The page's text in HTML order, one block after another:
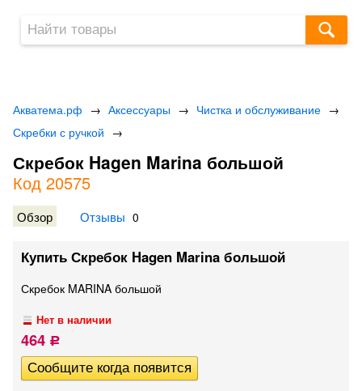
Акватема.рф → Аксессуары → Чистка и обслуживание →
Скребки с ручкой →
Скребок Hagen Marina большой
Код 20575
Обзор Отзывы 0
Купить Скребок Hagen Marina большой
Скребок MARINA большой
Нет в наличии
464 Р